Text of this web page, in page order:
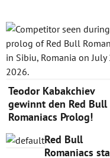
Teodor Kabakchiev
gewinnt den Red Bull
Romaniacs Prolog!
Red Bull
Romaniacs